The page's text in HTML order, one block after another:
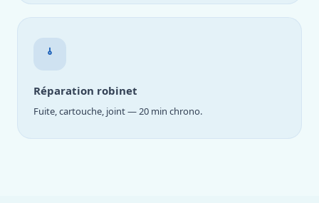
Réparation robinet
Fuite, cartouche, joint — 20 min chrono.